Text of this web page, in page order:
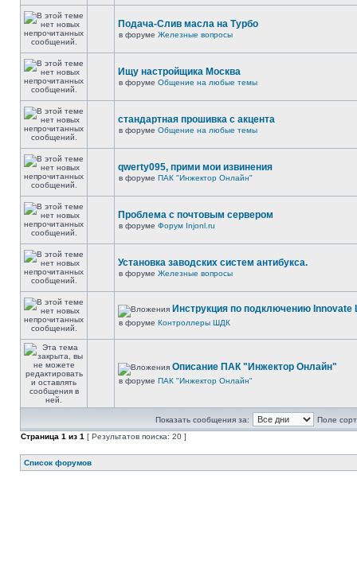
Подача-Слив масла на Турбо
в форуме Железные вопросы
Ищу настройщика Москва
в форуме Общение на любые темы
стандартная прошивка с акцента
в форуме Общение на любые темы
qwerty095, прими мои извинения
в форуме ПАК "Инжектор Онлайн"
Проблема с почтовым сервером
в форуме Форум Injonl.ru
Установка заводских систем антибукса.
в форуме Железные вопросы
Инструкция по подключению Innovate
в форуме Контроллеры ШДК
Описание ПАК "Инжектор Онлайн"
в форуме ПАК "Инжектор Онлайн"
Показать сообщения за:
Поле
Страница 1 из 1 [ Результатов поиска: 20 ]
Список форумов